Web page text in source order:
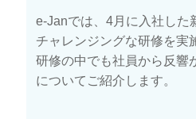
e-Janでは、4月に入社した
チャレンジングな研修を実
研修の中でも社員から反響
についてご紹介します。